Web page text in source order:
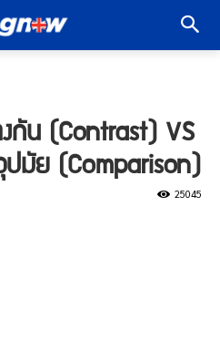
กัน (Contrast) VS
มัย (Comparison)
25045